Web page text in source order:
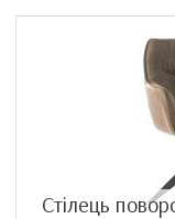
Стілець